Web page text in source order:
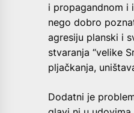
i propagandnom i
nego dobro
agresiju planski i
stvaranja “velike
pljačkanja,
Dodatni je